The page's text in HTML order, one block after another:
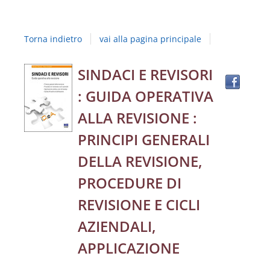
Campania
"Luigi
Vanvitelli"
Torna indietro vai alla pagina principale
Dettaglio
del
documento
SINDACI E REVISORI
: GUIDA OPERATIVA
ALLA REVISIONE :
PRINCIPI GENERALI
DELLA REVISIONE,
PROCEDURE DI
REVISIONE E CICLI
AZIENDALI,
APPLICAZIONE